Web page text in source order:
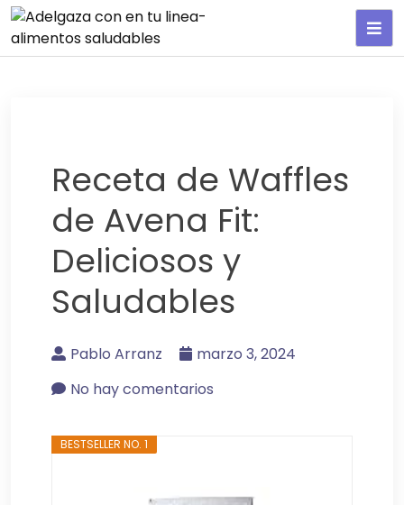
Receta de Waffles
de Avena Fit:
Deliciosos y
Saludables
Pablo Arranz
marzo 3, 2024
No hay comentarios
BESTSELLER NO. 1